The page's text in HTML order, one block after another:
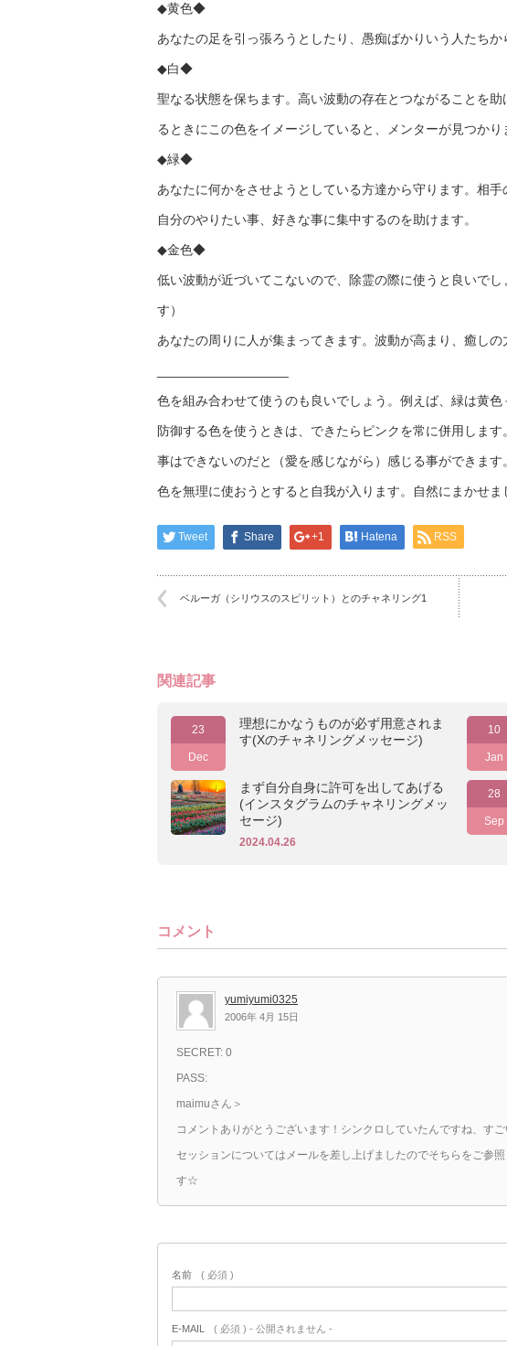
◆黄色◆
あなたの足を引っ張ろうとしたり、愚痴ばかりいう人たちか
◆白◆
聖なる状態を保ちます。高い波動の存在とつながることを
るときにこの色をイメージしていると、メンターが見つかり
◆緑◆
あなたに何かをさせようとしている方達から守ります。相手
自分のやりたい事、好きな事に集中するのを助けます。
◆金色◆
低い波動が近づいてこないので、除霊の際に使うと良いで
す）
あなたの周りに人が集まってきます。波動が高まり、癒しの
色を組み合わせて使うのも良いでしょう。例えば、緑は黄
防御する色を使うときは、できたらピンクを常に併用しま
事はできないのだと（愛を感じながら）感じる事ができます。
色を無理に使おうとすると自我が入ります。自然にまかせま
Tweet Share +1 Hatena RSS
ベルーガ（シリウスのスピリット）とのチャネリング1
関連記事
23
Dec
理想にかなうものが必ず用意されま
す(Xのチャネリングメッセージ)
10
Jan
まず自分自身に許可を出してあげる
(インスタグラムのチャネリングメッ
セージ)
2024.04.26
28
Sep
コメント
yumiyumi0325
2006年 4月 15日
SECRET: 0
PASS:
maimuさん＞
コメントありがとうございます！シンクロしていたんですね、すご
セッションについてはメールを差し上げましたのでそちらをご参
す☆
名前 ( 必須 )
E-MAIL ( 必須 ) - 公開されません -